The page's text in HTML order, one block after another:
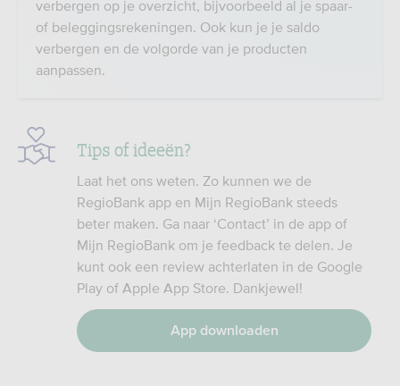
verbergen op je overzicht, bijvoorbeeld al je spaar-
of beleggingsrekeningen. Ook kun je je saldo
verbergen en de volgorde van je producten
aanpassen.
Tips of ideeën?
Laat het ons weten. Zo kunnen we de
RegioBank app en Mijn RegioBank steeds
beter maken. Ga naar ‘Contact’ in de app of
Mijn RegioBank om je feedback te delen. Je
kunt ook een review achterlaten in de Google
Play of Apple App Store. Dankjewel!
App downloaden